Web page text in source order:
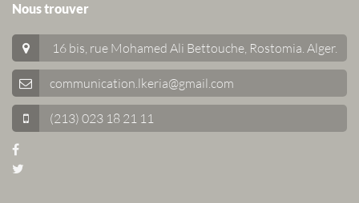
Nous trouver
16 bis, rue Mohamed Ali Bettouche, Rostomia. Alger.
communication.lkeria@gmail.com
(213) 023 18 21 11